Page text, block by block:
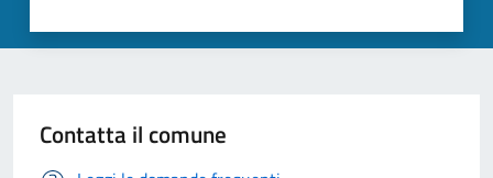
Contatta il comune